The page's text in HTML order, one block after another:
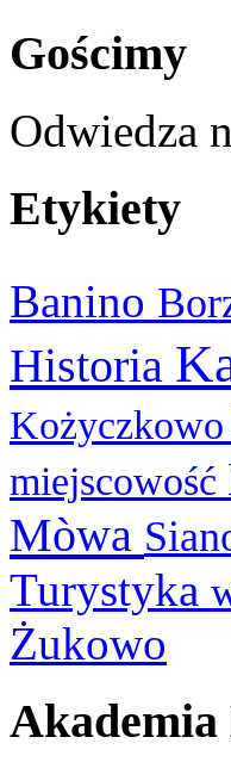
Gościmy
Odwiedza
Etykiety
Banino
Historia
Kożyczkowo
miejscowość
Mòwa
Turystyka
Żukowo
Akademia